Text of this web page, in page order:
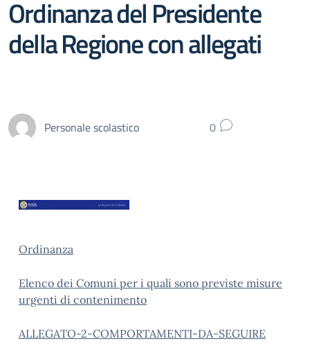
Ordinanza del Presidente
della Regione con allegati
Personale scolastico 0
Ordinanza
Elenco dei Comuni per i quali sono previste misure
urgenti di contenimento
ALLEGATO-2-COMPORTAMENTI-DA-SEGUIRE